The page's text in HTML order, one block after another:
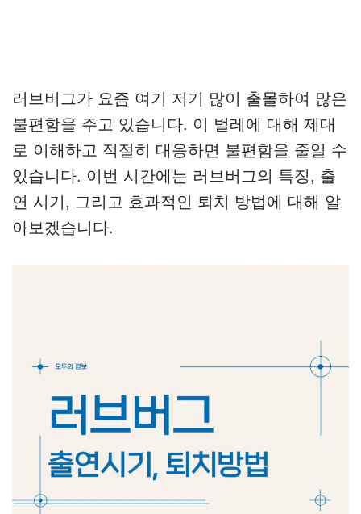
러브버그가 요즘 여기 저기 많이 출몰하여 많은
불편함을 주고 있습니다. 이 벌레에 대해 제대
로 이해하고 적절히 대응하면 불편함을 줄일 수
있습니다. 이번 시간에는 러브버그의 특징, 출
연 시기, 그리고 효과적인 퇴치 방법에 대해 알
아보겠습니다.